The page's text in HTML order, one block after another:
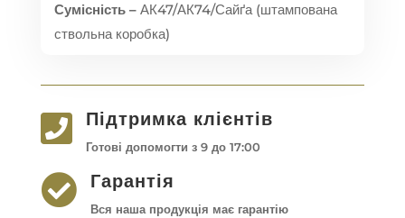
Сумісність – АК47/АК74/Сайґа (штампована
ствольна коробка)
 Підтримка клієнтів
Готові допомогти з 9 до 17:00
 Гарантія
Вся наша продукція має гарантію